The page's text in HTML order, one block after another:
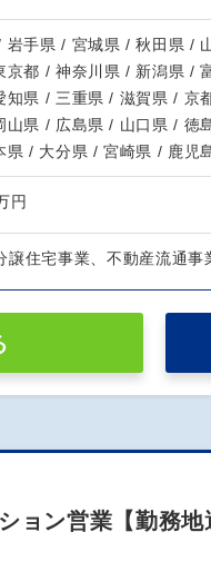
岩手県 / 宮城県 / 秋田県 /
京都 / 神奈川県 / 新潟県 /
知県 / 三重県 / 滋賀県 / 京
山県 / 広島県 / 山口県 / 徳
県 / 大分県 / 宮崎県 / 鹿児
円
譲住宅事業、不動産流通
ョン営業【勤務